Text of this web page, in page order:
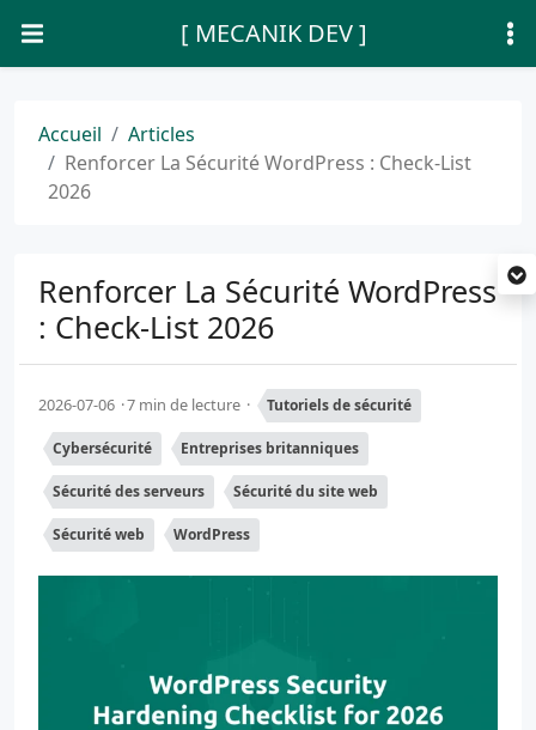
[ MECANIK DEV ]
Accueil
Articles
Renforcer La Sécurité WordPress : Check-List
2026
Renforcer La Sécurité WordPress
: Check-List 2026
2026-07-06 7 min de lecture Tutoriels de sécurité
Cybersécurité Entreprises britanniques
Sécurité des serveurs Sécurité du site web
Sécurité web WordPress